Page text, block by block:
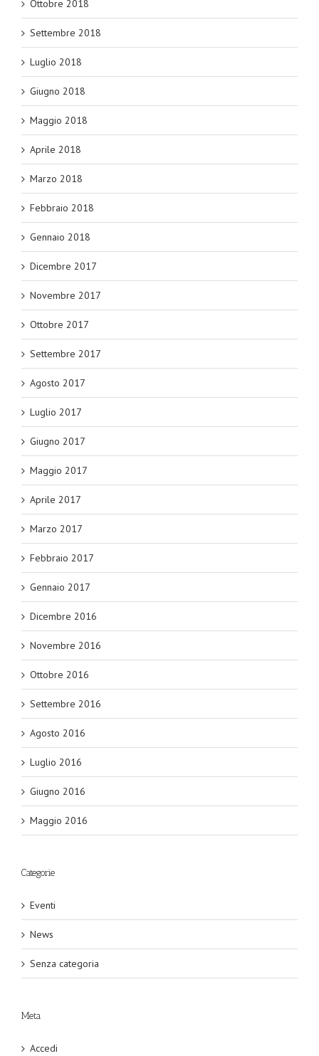
Ottobre 2018
Settembre 2018
Luglio 2018
Giugno 2018
Maggio 2018
Aprile 2018
Marzo 2018
Febbraio 2018
Gennaio 2018
Dicembre 2017
Novembre 2017
Ottobre 2017
Settembre 2017
Agosto 2017
Luglio 2017
Giugno 2017
Maggio 2017
Aprile 2017
Marzo 2017
Febbraio 2017
Gennaio 2017
Dicembre 2016
Novembre 2016
Ottobre 2016
Settembre 2016
Agosto 2016
Luglio 2016
Giugno 2016
Maggio 2016
Categorie
Eventi
News
Senza categoria
Meta
Accedi